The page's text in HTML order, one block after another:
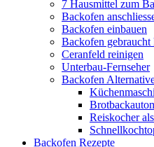
7 Hausmittel zum
Backofen
Backofen einbauen
Backofen gebraucht
Ceranfeld reinigen
Unterbau-Fernseher
Backofen
Reiskocher
Backofen Rezepte